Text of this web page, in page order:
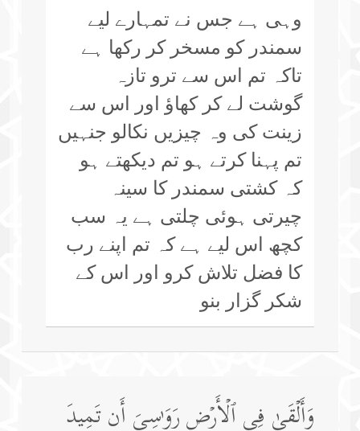
وہی ہے جس نے تمہارے لیے
سمندر کو مسخر کر رکھا ہے
تاکہ تم اس سے ترو تازہ
گوشت لے کر کھاؤ اور اس سے
زینت کی وہ چیزیں نکالو جنہیں
تم پہنا کرتے ہو تم دیکھتے ہو
کہ کشتی سمندر کا سینہ
چیرتی ہوئی چلتی ہے یہ سب
کچھ اس لیے ہے کہ تم اپنے رب
کا فضل تلاش کرو اور اس کے
شکر گزار بنو
وَأَلۡقَىٰ فِی ٱلۡأَرۡضِ رَوَ ٰ⁠سِیَ أَن تَمِیدَ